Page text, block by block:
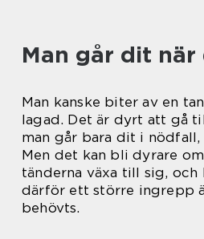
Man går dit
Man kanske biter av en
lagad. Det är dyrt att gå
man går bara dit i
Men det kan bli dyrare
tänderna växa till sig, och
därför ett större ingrepp
behövts.